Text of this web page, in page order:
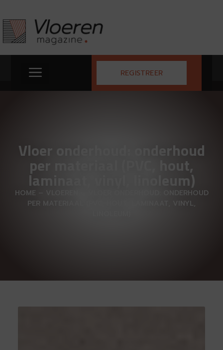
REGISTREER
Vloer onderhoud: onderhoud
per materiaal (PVC, hout,
laminaat, vinyl, linoleum)
HOME –
VLOER ONDERHOUD: ONDERHOUD
PER MATERIAAL (PVC, HOUT, LAMINAAT, VINYL,